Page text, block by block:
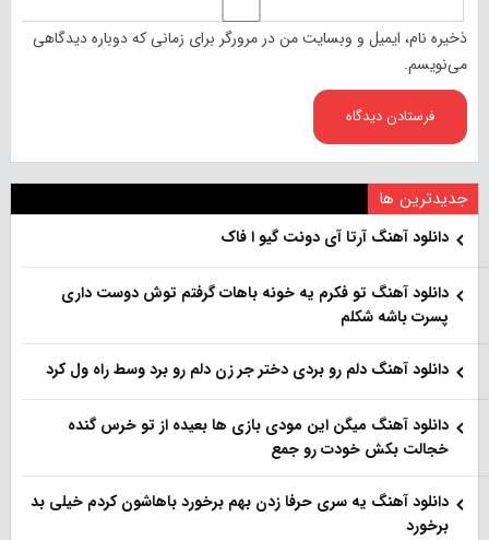
ذخیره نام، ایمیل و وبسایت من در مرورگر برای زمانی که دوباره دیدگاهی
می‌نویسم.
جدیدترین ها
دانلود آهنگ آرتا آی دونت گیو ا فاک
دانلود آهنگ تو فکرم یه خونه باهات گرفتم توش دوست داری
پسرت باشه شکلم
دانلود آهنگ دلم رو بردی دختر جر زن دلم رو برد وسط راه ول کرد
دانلود آهنگ میگن این مودی بازی ها بعیده از تو خرس گنده
خجالت بکش خودت رو جمع
دانلود آهنگ یه سری حرفا زدن بهم برخورد باهاشون کردم خیلی بد
برخورد